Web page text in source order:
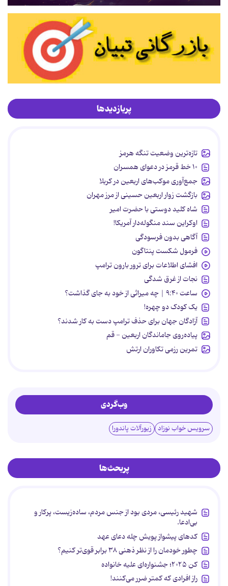
پربازدیدها
تازه‌ترین وضعیت تنگه هرمز
۱۰ خط قرمز در دعوای همسران
جمع‌آوری موکب‌های اربعین در کربلا
بازگشت زوار اربعین حسینی از مرز مهران
شاه کلید دوستی با حضرت امیر
اوکراین سند منگوله‌دار آمریکا!
آگاهی بدون فرسودگی
فرمول شکست پنتاگون
افشای اطلاعات برای ترور بارون ترامپ
نجات از غرق شدگی
ساعت ۹:۴۰ | چه میراثی از خود به جای گذاشت؟
یک کودک دو چهره!
آزادگان جهان برای حذف ترامپ دست به کار شدند؟
پیاده‌روی جاماندگان اربعین - قم
تمرین رزمی تکاوران ارتش
وب‌گردی
سرویس خواب نوزاد زیورآلات پاندورا
پربحث‌ها
شهید رئیسی، مردی بود از جنس مردم، ساده‌زیست، پرکار و
بی‌ادعا.
کدهای پیشواز پویش چله دعای عهد
چطور خودمان را از نظر ذهنی ۳۸ برابر قوی‌تر کنیم؟
کن ۲۰۲۵؛ جشنواره‌ای علیه خانواده
راز افرادی که کمتر ضرر می‌کنند!